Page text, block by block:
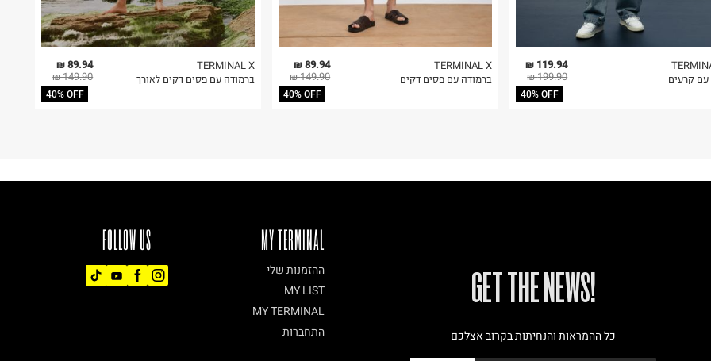
89.94 ₪
149.90 ₪
40% OFF
TERMINAL X
ברמודה עם פסים דקים לאורך
89.94 ₪
149.90 ₪
40% OFF
TERMINAL X
ברמודה עם פסים דקים
119.94 ₪
199.90 ₪
40% OFF
עם קרעים
FOLLOW US MY TERMINAL
ההזמנות שלי
MY LIST
MY TERMINAL
התחברות
!GET THE NEWS
כל ההמראות והנחיתות בקרוב אצלכם